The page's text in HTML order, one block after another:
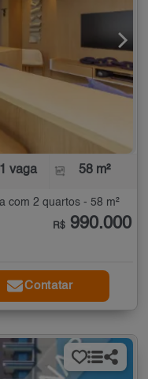
1 vaga 58 m²
com 2 quartos - 58 m²
R$ 990.000
Contatar